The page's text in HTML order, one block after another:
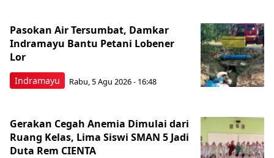
Indramayu
Pasokan Air Tersumbat, Damkar
Indramayu Bantu Petani Lobener
Lor
Rabu, 5 Agu 2026 - 16:48
Gerakan Cegah Anemia Dimulai dari
Ruang Kelas, Lima Siswi SMAN 5 Jadi
Duta Rem CIENTA